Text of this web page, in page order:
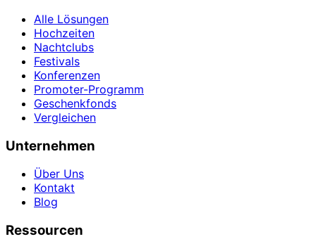
Alle Lösungen
Hochzeiten
Nachtclubs
Festivals
Konferenzen
Promoter-Programm
Geschenkfonds
Vergleichen
Unternehmen
Über Uns
Kontakt
Blog
Ressourcen